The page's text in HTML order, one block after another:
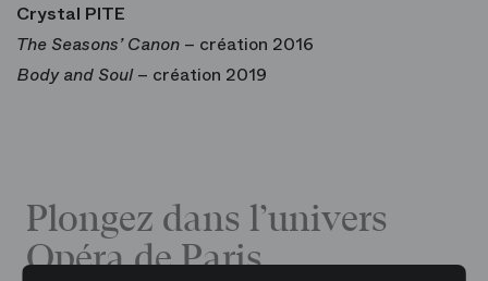
Crystal PITE
The Seasons’ Canon – création 2016
Body and Soul– création 2019
Plongez dans l’univers
Opéra de Paris